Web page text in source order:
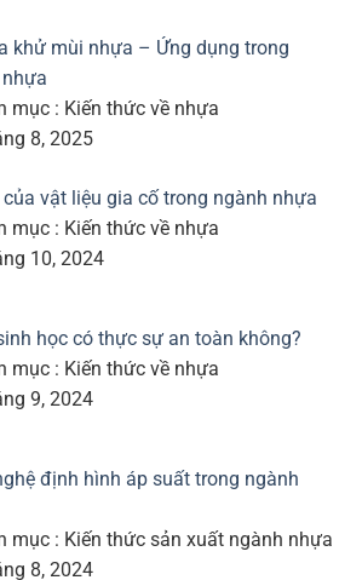
khử mùi nhựa – Ứng dụng trong
mục : Kiến thức về nhựa
8, 2025
vật liệu gia cố trong ngành nhựa
mục : Kiến thức về nhựa
10, 2024
học có thực sự an toàn không?
mục : Kiến thức về nhựa
9, 2024
định hình áp suất trong ngành
mục : Kiến thức sản xuất ngành nhựa
8, 2024